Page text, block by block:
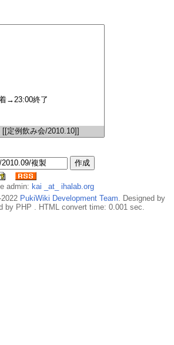
admin: kai _at_ ihalab.org
PukiWiki Development Team. Designed by
by PHP . HTML convert time: 0.001 sec.